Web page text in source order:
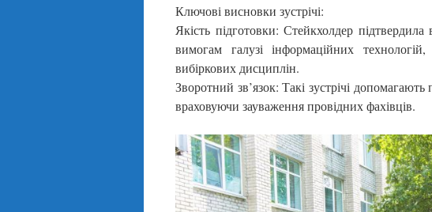
Ключові висновки зустрічі:
Якість підготовки: Стейкхолдер підтвердила
вимогам галузі інформаційних
вибіркових дисциплін.
Зворотний зв’язок: Такі зустрічі
враховуючи зауваження провідних фахівців.